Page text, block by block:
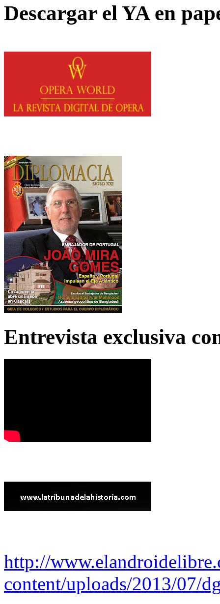
Descargar el YA en
Entrevista exclusiva
http://
content/uploads/2013/07/